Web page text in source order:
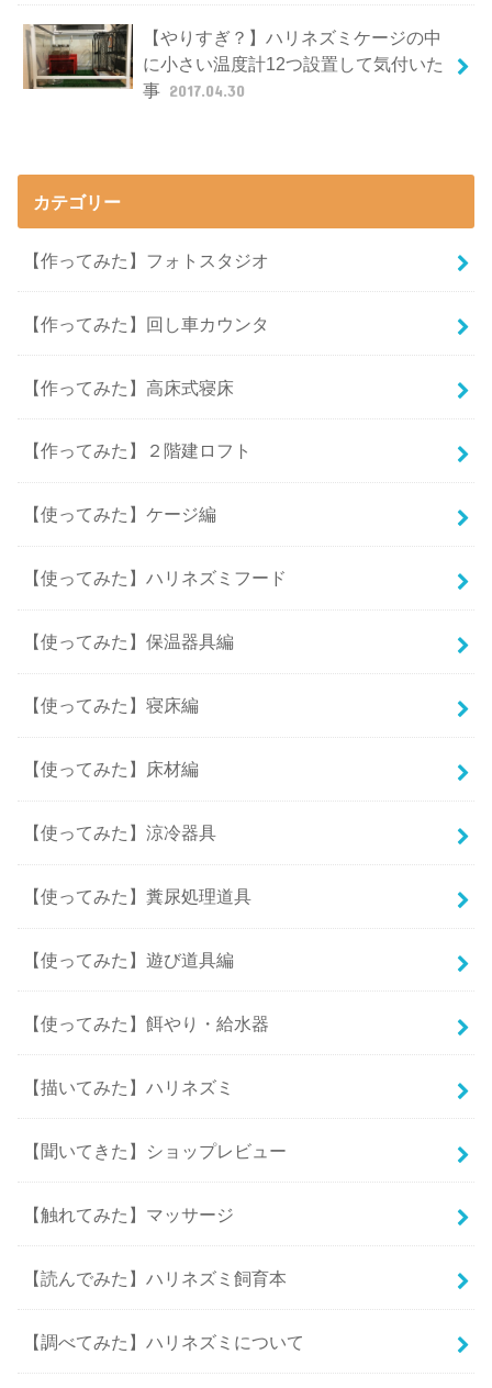
【やりすぎ？】ハリネズミケージの中
に小さい温度計12つ設置して気付いた
事 2017.04.30
カテゴリー
【作ってみた】フォトスタジオ
【作ってみた】回し車カウンタ
【作ってみた】高床式寝床
【作ってみた】２階建ロフト
【使ってみた】ケージ編
【使ってみた】ハリネズミフード
【使ってみた】保温器具編
【使ってみた】寝床編
【使ってみた】床材編
【使ってみた】涼冷器具
【使ってみた】糞尿処理道具
【使ってみた】遊び道具編
【使ってみた】餌やり・給水器
【描いてみた】ハリネズミ
【聞いてきた】ショップレビュー
【触れてみた】マッサージ
【読んでみた】ハリネズミ飼育本
【調べてみた】ハリネズミについて